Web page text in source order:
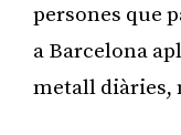
persones que
a Barcelona
metall diàries,